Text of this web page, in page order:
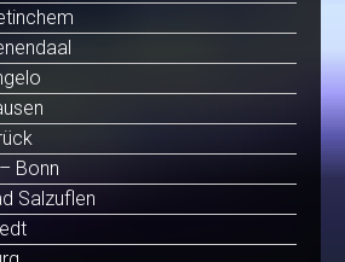
Bonn
Salzuflen